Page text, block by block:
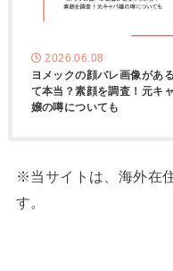
2026.06.08
ヨメックの顔バレ画像があ
て本当？素顔を調査！元キ
嬢の噂についても
※当サイトは、海外在
す。